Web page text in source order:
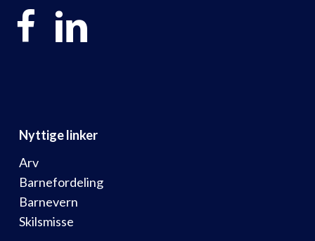
Nyttige linker
Arv
Barnefordeling
Barnevern
Skilsmisse